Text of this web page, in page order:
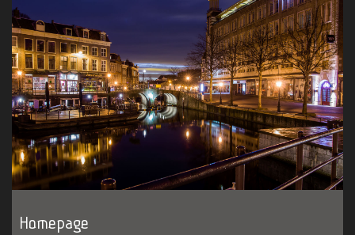
Homepage